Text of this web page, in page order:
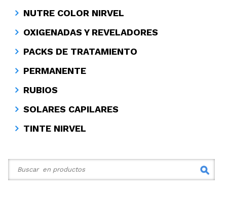
NUTRE COLOR NIRVEL
OXIGENADAS Y REVELADORES
PACKS DE TRATAMIENTO
PERMANENTE
RUBIOS
SOLARES CAPILARES
TINTE NIRVEL